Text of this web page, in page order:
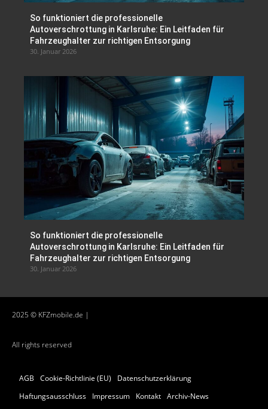
So funktioniert die professionelle
Autoverschrottung in Karlsruhe: Ein Leitfaden für
Fahrzeughalter zur richtigen Entsorgung
30. Januar 2026
So funktioniert die professionelle
Autoverschrottung in Karlsruhe: Ein Leitfaden für
Fahrzeughalter zur richtigen Entsorgung
30. Januar 2026
2025 © KFZmobile.de |
All rights reserved
AGB Cookie-Richtlinie (EU)
Datenschutzerklärung
Haftungsausschluss
Impressum Kontakt Archiv-News